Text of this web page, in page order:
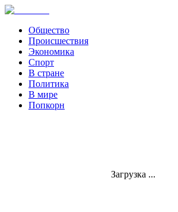
Общество
Происшествия
Экономика
Спорт
В стране
Политика
В мире
Попкорн
Загрузка ...